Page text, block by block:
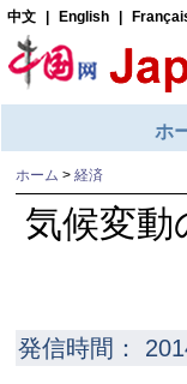
ホーム > 経済
気候変動
発信時間：